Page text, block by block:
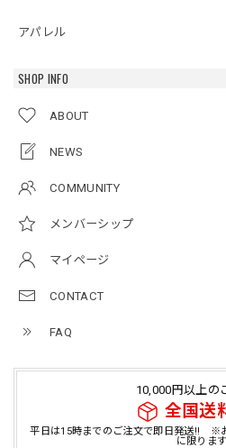
アパレル
SHOP INFO
ABOUT
NEWS
COMMUNITY
メンバーシップ
マイページ
CONTACT
FAQ
10,000円以上の
全国送
平日は15時までのご注文で即日発送!! ※
に限ります